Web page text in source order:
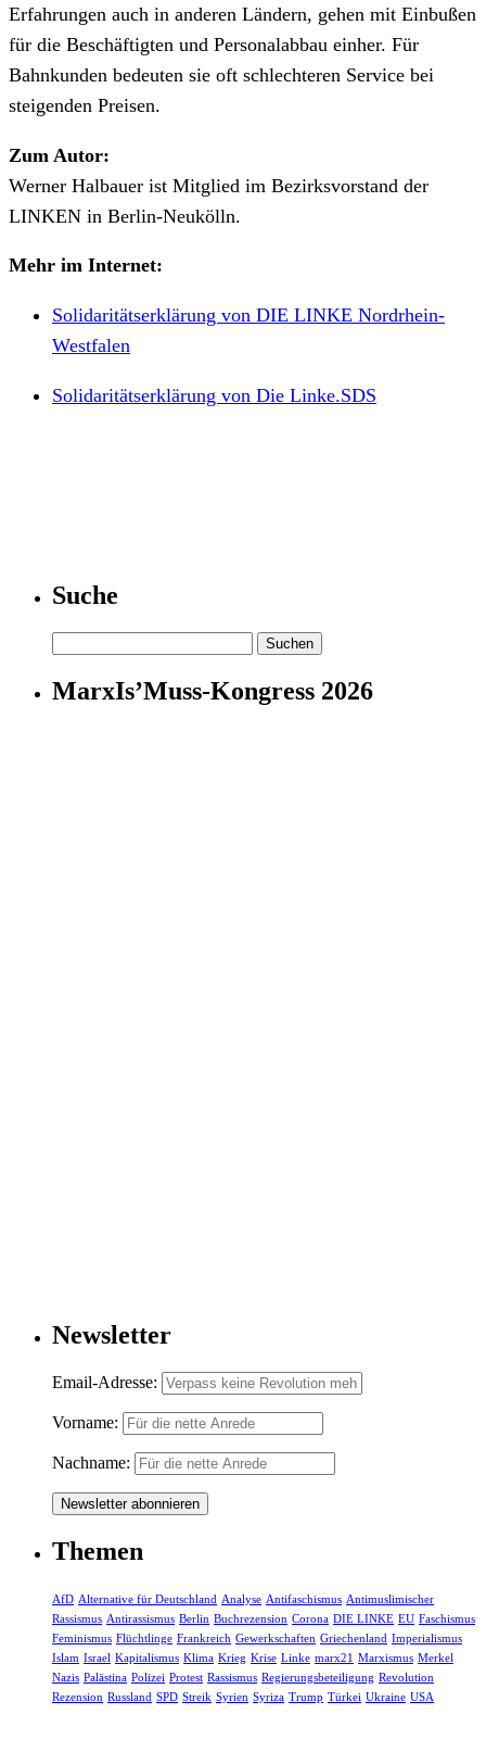
Erfahrungen auch in anderen Ländern, gehen mit Einbußen
für die Beschäftigten und Personalabbau einher. Für
Bahnkunden bedeuten sie oft schlechteren Service bei
steigenden Preisen.
Zum Autor:
Werner Halbauer ist Mitglied im Bezirksvorstand der
LINKEN in Berlin-Neukölln.
Mehr im Internet:
Solidaritätserklärung von DIE LINKE Nordrhein-
Westfalen
Solidaritätserklärung von Die Linke.SDS
Suche
nach:
MarxIs’Muss-Kongress 2026
Newsletter
Email-Adresse:
Vorname:
Nachname:
Themen
AfD Alternative für Deutschland Analyse Antifaschismus Antimuslimischer
Rassismus Antirassismus Berlin Buchrezension Corona DIE LINKE EU Faschismus
Feminismus Flüchtlinge Frankreich Gewerkschaften Griechenland Imperialismus
Islam Israel Kapitalismus Klima Krieg Krise Linke marx21 Marxismus Merkel
Nazis Palästina Polizei Protest Rassismus Regierungsbeteiligung Revolution
Rezension Russland SPD Streik Syrien Syriza Trump Türkei Ukraine USA